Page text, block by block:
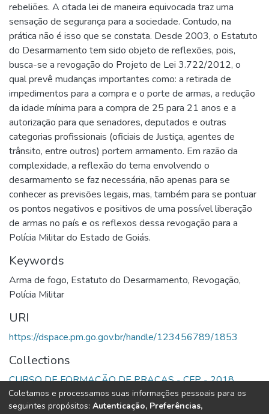
rebeliões. A citada lei de maneira equivocada traz uma
sensação de segurança para a sociedade. Contudo, na
prática não é isso que se constata. Desde 2003, o Estatuto
do Desarmamento tem sido objeto de reflexões, pois,
busca-se a revogação do Projeto de Lei 3.722/2012, o
qual prevê mudanças importantes como: a retirada de
impedimentos para a compra e o porte de armas, a redução
da idade mínima para a compra de 25 para 21 anos e a
autorização para que senadores, deputados e outras
categorias profissionais (oficiais de Justiça, agentes de
trânsito, entre outros) portem armamento. Em razão da
complexidade, a reflexão do tema envolvendo o
desarmamento se faz necessária, não apenas para se
conhecer as previsões legais, mas, também para se pontuar
os pontos negativos e positivos de uma possível liberação
de armas no país e os reflexos dessa revogação para a
Polícia Militar do Estado de Goiás.
Keywords
Arma de fogo, Estatuto do Desarmamento, Revogação,
Polícia Militar
URI
https://dspace.pm.go.gov.br/handle/123456789/1853
Collections
CURSO DE FORMAÇÃO DE PRAÇAS - CFP - 2018
Full item page
Coletamos e processamos suas informações pessoais para os
seguintes propósitos: Autenticação, Preferências,